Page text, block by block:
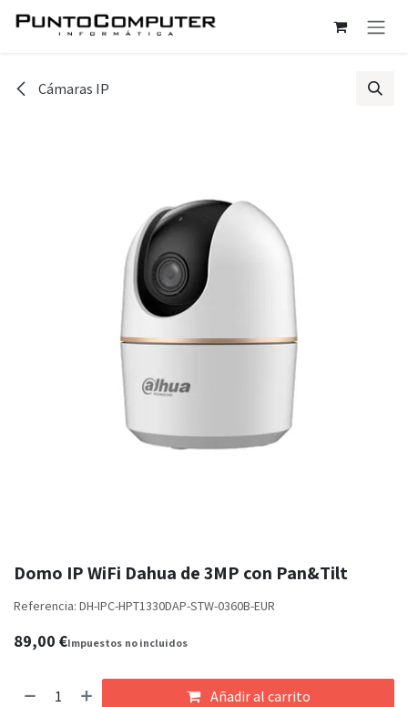
Ir al contenido
Cámaras IP
Domo IP WiFi Dahua de 3MP con Pan&Tilt
Referencia: DH-IPC-HPT1330DAP-STW-0360B-EUR
89,00 €Impuestos no incluidos
Añadir al carrito